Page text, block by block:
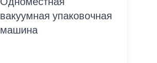
вакуумная упаковочная
машина